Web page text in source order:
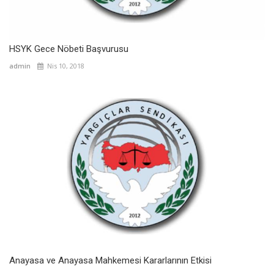
HSYK Gece Nöbeti Başvurusu
admin Nis 10, 2018
Anayasa ve Anayasa Mahkemesi Kararlarının Etkisi